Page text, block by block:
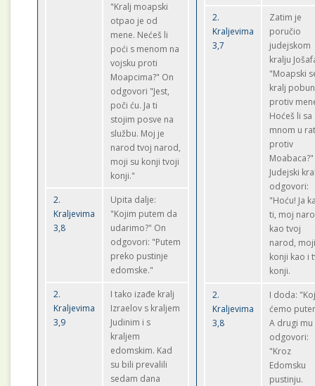
"Kralj moapski
otpao je od
mene. Nećeš li
poći s menom na
vojsku proti
Moapcima?" On
odgovori "Jest,
poči ću. Ja ti
stojim posve na
službu. Moj je
narod tvoj narod,
moji su konji tvoji
konji."
2.
Kraljevima
3,8
Upita dalje:
"Kojim putem da
udarimo?" On
odgovori: "Putem
preko pustinje
edomske."
2.
Kraljevima
3,9
I tako izađe kralj
Izraelov s kraljem
Judinim i s
kraljem
edomskim. Kad
su bili prevalili
sedam dana
2.
Kraljevima
3,7
Zatim je
poručio
judejskom
kralju
"Moapski
kralj
protiv
Hoćeš li sa
mnom u
protiv
Moabaca?"
Judejski
odgovori:
"Hoću! Ja
ti, moj
kao tvoj
narod,
konji kao i
konji.
2.
Kraljevima
3,8
I doda:
ćemo
A drugi mu
odgovori:
"Kroz
Edomsku
pustinju.